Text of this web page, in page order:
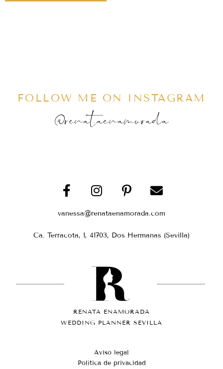
FOLLOW ME ON INSTAGRAM
@renataenamorada
vanessa@renataenamorada.com
Ca. Terracota, 1, 41703, Dos Hermanas (Sevilla)
RENATA ENAMORADA
WEDDING PLANNER SEVILLA
Aviso legal
Política de privacidad